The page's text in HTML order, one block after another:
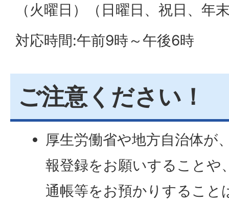
（火曜日）（日曜日、祝日、年
対応時間:午前9時～午後6時
ご注意ください！
厚生労働省や地方自治体が
報登録をお願いすることや
通帳等をお預かりすること